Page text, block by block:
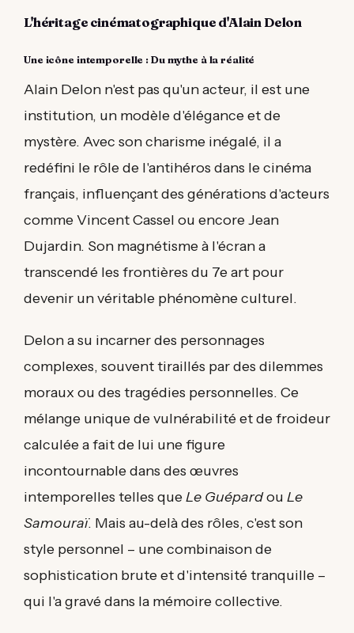
L'héritage cinématographique d'Alain Delon
Une icône intemporelle : Du mythe à la réalité
Alain Delon n'est pas qu'un acteur, il est une
institution, un modèle d'élégance et de
mystère. Avec son charisme inégalé, il a
redéfini le rôle de l'antihéros dans le cinéma
français, influençant des générations d'acteurs
comme Vincent Cassel ou encore Jean
Dujardin. Son magnétisme à l'écran a
transcendé les frontières du 7e art pour
devenir un véritable phénomène culturel.
Delon a su incarner des personnages
complexes, souvent tiraillés par des dilemmes
moraux ou des tragédies personnelles. Ce
mélange unique de vulnérabilité et de froideur
calculée a fait de lui une figure
incontournable dans des œuvres
intemporelles telles queLe Guépardou Le
Samouraï. Mais au-delà des rôles, c'est son
style personnel – une combinaison de
sophistication brute et d'intensité tranquille –
qui l'a gravé dans la mémoire collective.